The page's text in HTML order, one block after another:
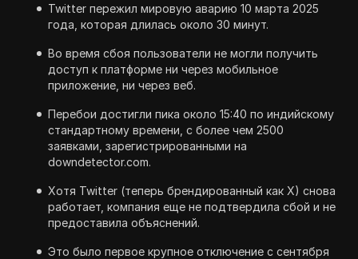
Twitter пережил мировую аварию 10 марта 2025
года, которая длилась около 30 минут.
Во время сбоя пользователи не могли получить
доступ к платформе ни через мобильное
приложение, ни через веб.
Перебои достигли пика около 15:40 по индийскому
стандартному времени, с более чем 2500
заявками, зарегистрированными на
downdetector.com.
Хотя Twitter (теперь брендированный как X) снова
работает, компания еще не подтвердила сбой и не
предоставила объяснений.
Это было первое крупное отключение с сентября